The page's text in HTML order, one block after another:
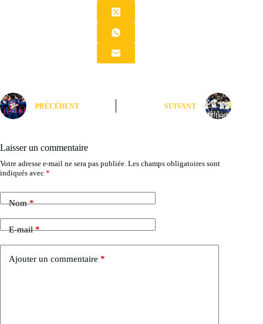
PRÉCÉDENT SUIVANT
Laisser un commentaire
Votre adresse e-mail ne sera pas publiée. Les champs obligatoires sont
indiqués avec *
Nom*
E-mail*
Ajouter un commentaire *